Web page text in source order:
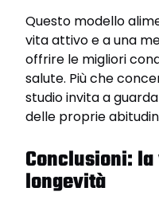
Questo modello
vita attivo e a una
offrire le migliori
salute. Più che
studio invita a
delle proprie
Conclusioni:
longevità